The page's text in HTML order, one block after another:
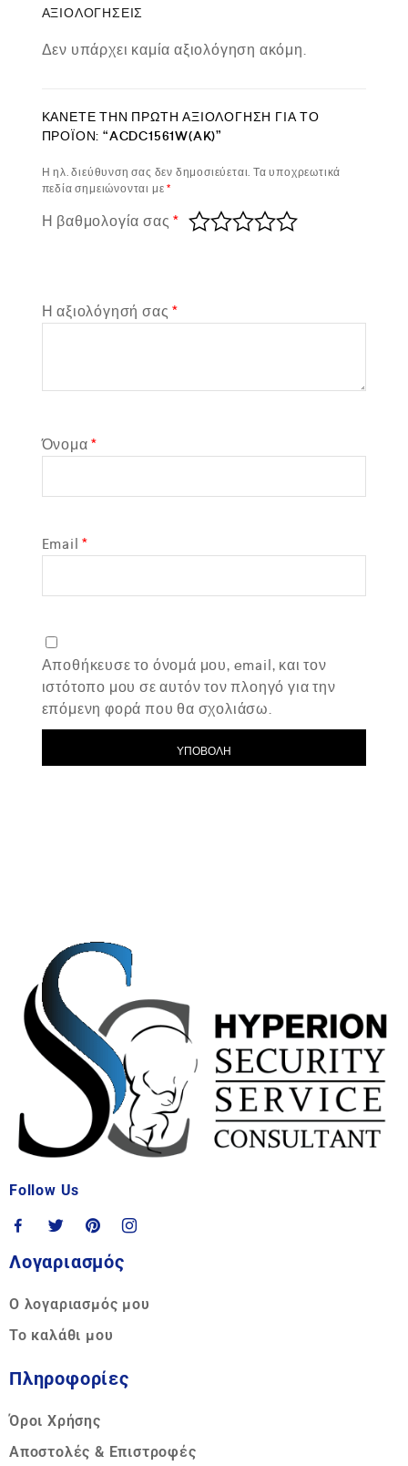
ΑΞΙΟΛΟΓΉΣΕΙΣ
Δεν υπάρχει καμία αξιολόγηση ακόμη.
ΚΆΝΕΤΕ ΤΗΝ ΠΡΏΤΗ ΑΞΙΟΛΌΓΗΣΗ ΓΙΑ ΤΟ
ΠΡΟΪΌΝ: “ACDC1561W(AK)”
Η ηλ. διεύθυνση σας δεν δημοσιεύεται. Τα υποχρεωτικά
πεδία σημειώνονται με*
Η βαθμολογία σας*
Η αξιολόγησή σας*
Όνομα*
Email*
Αποθήκευσε το όνομά μου, email, και τον
ιστότοπο μου σε αυτόν τον πλοηγό για την
επόμενη φορά που θα σχολιάσω.
Follow Us
Λογαριασμός
Ο λογαριασμός μου
Το καλάθι μου
Πληροφορίες
Όροι Χρήσης
Αποστολές & Επιστροφές